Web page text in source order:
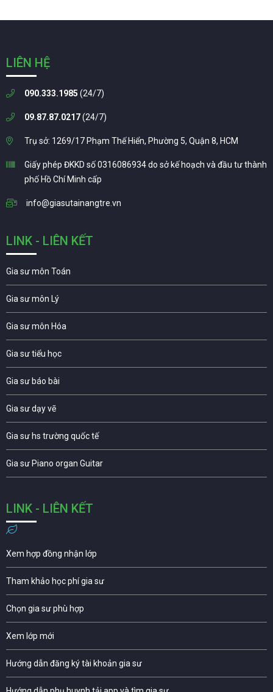
LIÊN HỆ
090.333.1985 (24/7)
09.87.87.0217(24/7)
Trụ sở: 1269/17 Phạm Thế Hiển, Phường 5, Quận 8, HCM
Giấy phép ĐKKD số 0316086934 do sở kế hoạch và đầu tư thành
phố Hồ Chí Minh cấp
info@giasutainangtre.vn
LINK - LIÊN KẾT
Gia sư môn Toán
Gia sư môn Lý
Gia sư môn Hóa
Gia sư tiểu học
Gia sư báo bài
Gia sư dạy vẽ
Gia sư hs trường quốc tế
Gia sư Piano organ Guitar
LINK - LIÊN KẾT
Xem hợp đồng nhận lớp
Tham khảo học phí gia sư
Chọn gia sư phù hợp
Xem lớp mới
Hướng dẫn đăng ký tài khoản gia sư